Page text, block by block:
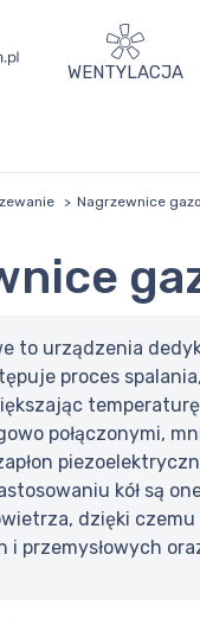
WENTYLACJA
Nagrzewnice
to urządzenia
proces
połączonymi,
kół są
dzięki
i przemysłowych